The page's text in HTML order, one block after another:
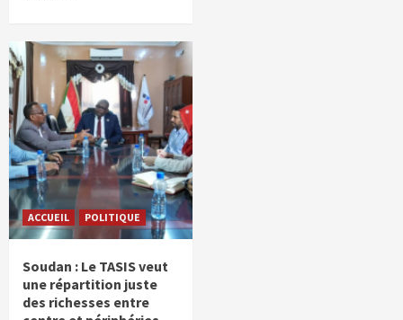
ACCUEIL POLITIQUE
Soudan : Le TASIS veut
une répartition juste
des richesses entre